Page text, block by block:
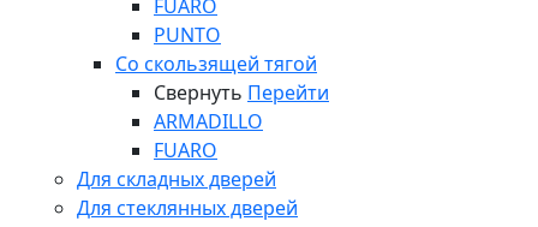
FUARO
PUNTO
Со скользящей тягой
Свернуть Перейти
ARMADILLO
FUARO
Для складных дверей
Для стеклянных дверей